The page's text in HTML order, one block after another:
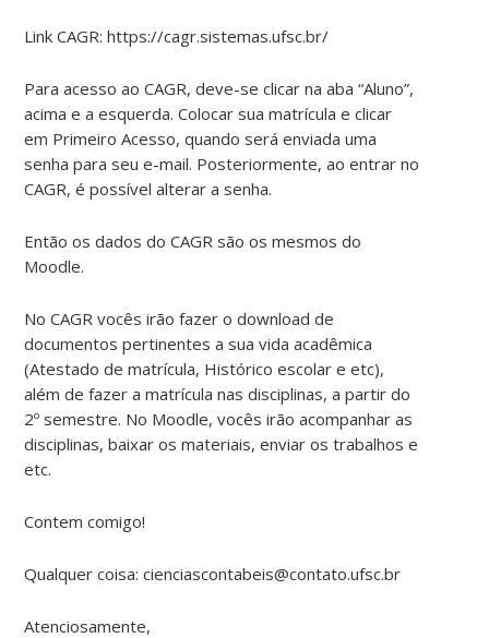
Link CAGR: https://cagr.sistemas.ufsc.br/
Para acesso ao CAGR, deve-se clicar na aba “Aluno”,
acima e a esquerda. Colocar sua matrícula e clicar
em Primeiro Acesso, quando será enviada uma
senha para seu e-mail. Posteriormente, ao entrar no
CAGR, é possível alterar a senha.
Então os dados do CAGR são os mesmos do
Moodle.
No CAGR vocês irão fazer o download de
documentos pertinentes a sua vida acadêmica
(Atestado de matrícula, Histórico escolar e etc),
além de fazer a matrícula nas disciplinas, a partir do
2º semestre. No Moodle, vocês irão acompanhar as
disciplinas, baixar os materiais, enviar os trabalhos e
etc.
Contem comigo!
Qualquer coisa: cienciascontabeis@contato.ufsc.br
Atenciosamente,